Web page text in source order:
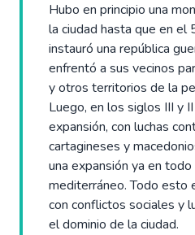
Hubo en principio una
la ciudad hasta que en el
instauró una república
enfrentó a sus vecinos
y otros territorios de la
Luego, en los siglos III y
expansión, con luchas
cartagineses y
una expansión ya en
mediterráneo. Todo esto
con conflictos sociales y
el dominio de la ciudad.